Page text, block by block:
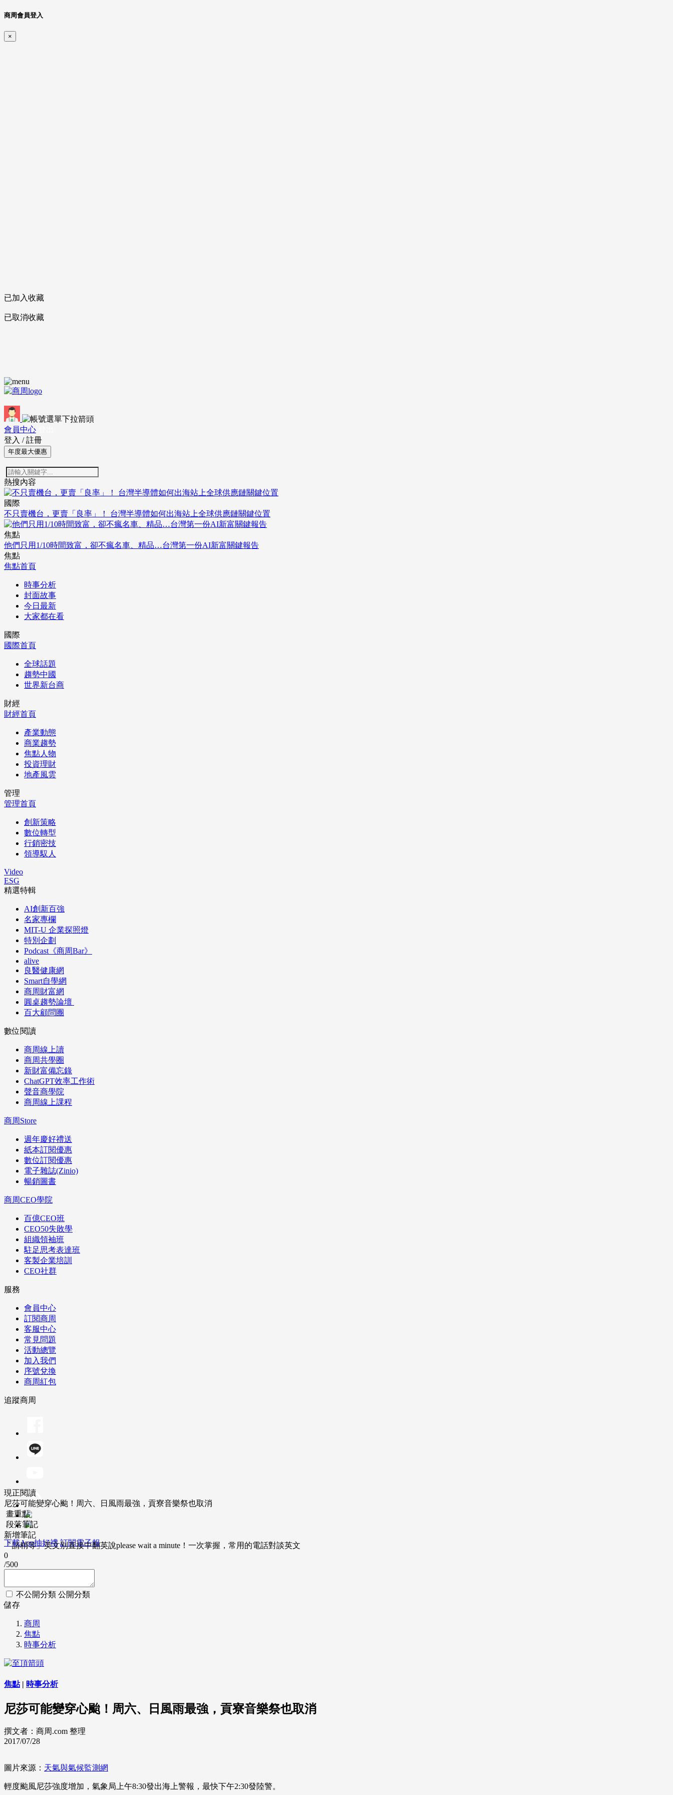
商周會員登入
×
已加入收藏
已取消收藏
會員中心
登入 / 註冊
年度最大優惠
熱搜內容
國際
不只賣機台，更賣「良率」！ 台灣半導體如何出海站上全球供應鏈關鍵位置
焦點
他們只用1/10時間致富，卻不瘋名車、精品…台灣第一份AI新富關鍵報告
焦點
焦點首頁
時事分析
封面故事
今日最新
大家都在看
國際
國際首頁
全球話題
趨勢中國
世界新台商
財經
財經首頁
產業動態
商業趨勢
焦點人物
投資理財
地產風雲
管理
管理首頁
創新策略
數位轉型
行銷密技
領導馭人
Video
ESG
精選特輯
AI創新百強
名家專欄
MIT-U 企業探照燈
特別企劃
Podcast《商周Bar》
alive
良醫健康網
Smart自學網
商周財富網
圓桌趨勢論壇
百大顧問團
數位閱讀
商周線上讀
商周共學圈
新財富備忘錄
ChatGPT效率工作術
聲音商學院
商周線上課程
商周Store
週年慶好禮送
紙本訂閱優惠
數位訂閱優惠
電子雜誌(Zinio)
暢銷圖書
商周CEO學院
百億CEO班
CEO50失敗學
組織領袖班
駐足思考表達班
客製企業培訓
CEO社群
服務
會員中心
訂閱商周
客服中心
常見問題
活動總覽
加入我們
序號兌換
商周紅包
追蹤商周
下載App抽好禮 訂閱電子報
現正閱讀
尼莎可能變穿心颱！周六、日風雨最強，貢寮音樂祭也取消
畫重點
段落筆記
新增筆記
「請稍等」英文別直接中翻英說please wait a minute！一次掌握，常用的電話對談英文
0
/500
不公開分類 公開分類
儲存
商周
焦點
時事分析
焦點| 時事分析
尼莎可能變穿心颱！周六、日風雨最強，貢寮音樂祭也取消
撰文者：商周.com 整理
2017/07/28
圖片來源： 天氣與氣候監測網
輕度颱風尼莎強度增加，氣象局上午8:30發出海上警報，最快下午2:30發陸警。